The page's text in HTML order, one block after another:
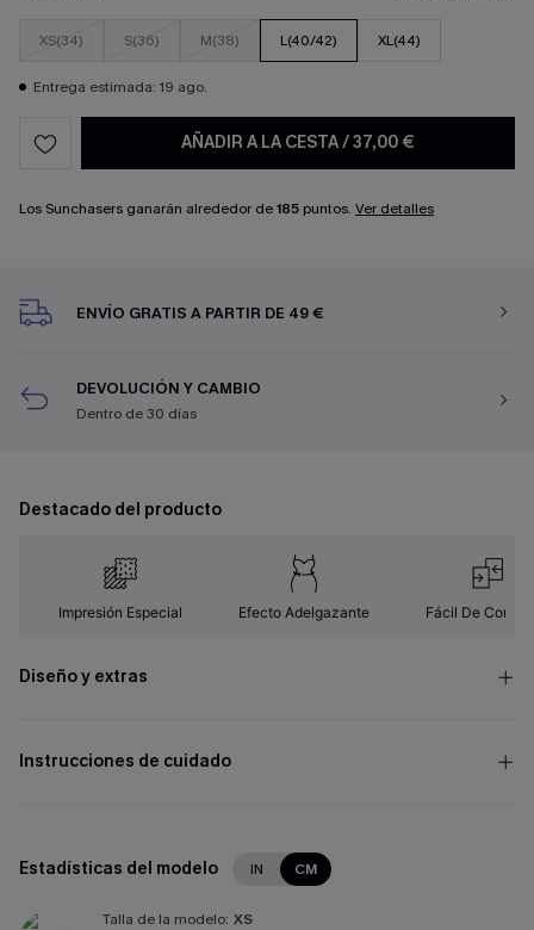
XS(34) S(36) M(38) L(40/42) XL(44)
Entrega estimada: 19 ago.
AÑADIR A LA CESTA/37,00 €
Los Sunchasers ganarán alrededor de185 puntos. Ver detalles
ENVÍO GRATIS A PARTIR DE 49 €
DEVOLUCIÓN Y CAMBIO
Dentro de 30 días
Destacado del producto
Impresión Especial Efecto Adelgazante Fácil De
Diseño y extras
Instrucciones de cuidado
Estadísticas del modelo IN CM
Talla de la modelo: XS